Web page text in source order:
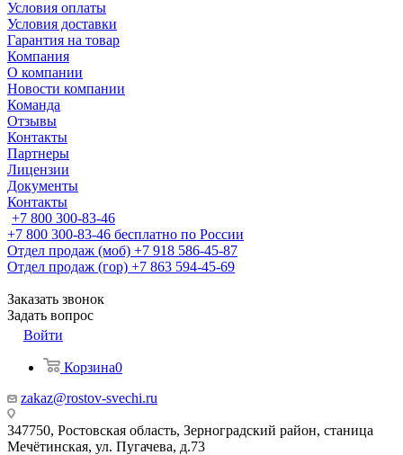
Условия оплаты
Условия доставки
Гарантия на товар
Компания
О компании
Новости компании
Команда
Отзывы
Контакты
Партнеры
Лицензии
Документы
Контакты
+7 800 300-83-46
+7 800 300-83-46 бесплатно по России
Отдел продаж (моб) +7 918 586-45-87
Отдел продаж (гор) +7 863 594-45-69
Заказать звонок
Задать вопрос
Войти
Корзина0
zakaz@rostov-svechi.ru
347750, Ростовская область, Зерноградский район, станица
Мечётинская, ул. Пугачева, д.73